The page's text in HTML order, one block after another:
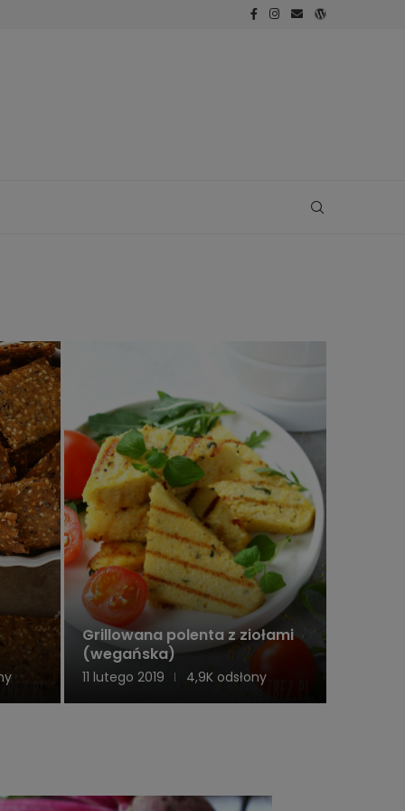
Grillowana polenta z ziołami
(wegańska)
11 lutego 2019 4,9K odsłony